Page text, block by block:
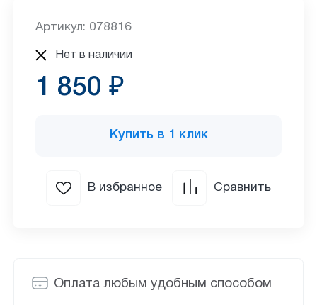
Оплата любым удобным способом
Артикул: 078816
Нет в наличии
1 850 ₽
Купить в 1 клик
В избранное Сравнить